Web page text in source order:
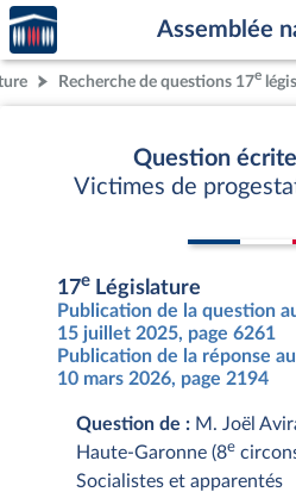
Aller au contenu
Aller en bas de la page
Accèder
à la
page
d'accueil
Assemblée
Recherche de questions 17e
Question
Victimes de
17e Législature
Publication de la question
15 juillet 2025, page 6261
Publication de la réponse
10 mars 2026, page 2194
Question de : M. Joël
Haute-Garonne (8e
Socialistes et apparentés